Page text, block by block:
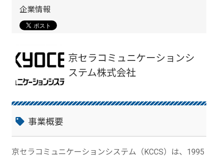
企業情報
京セラコミュニケーションシ
ステム株式会社
事業概要
京セラコミュニケーションシステム（KCCS）は、1995